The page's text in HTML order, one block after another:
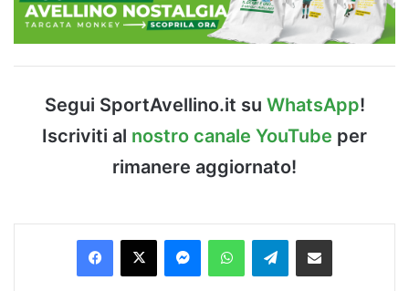
Segui SportAvellino.it su WhatsApp!
Iscriviti al nostro canale YouTube per
rimanere aggiornato!
Facebook
X MessengerWhatsAppTelegramCondividi via Email